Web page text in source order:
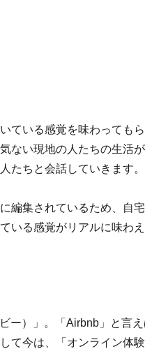
ている感覚を味わっても
ない現地の人たちの生活
たちと会話していきます。
編集されているため、自
いる感覚がリアルに味わえ
ー）」。「Airbnb」と言
て今は、「オンライン体験